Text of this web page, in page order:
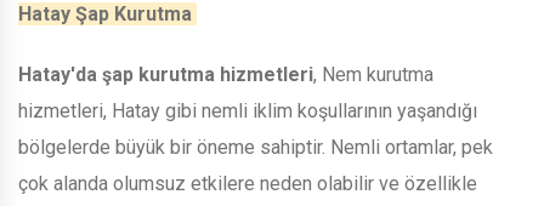
Hatay Şap Kurutma
Hatay'da şap kurutma hizmetleri, Nem kurutma
hizmetleri, Hatay gibi nemli iklim koşullarının yaşandığı
bölgelerde büyük bir öneme sahiptir. Nemli ortamlar, pek
çok alanda olumsuz etkilere neden olabilir ve özellikle